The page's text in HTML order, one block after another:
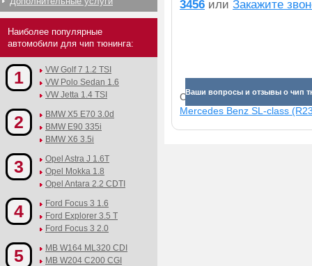
3456 или Закажите
Ваши вопросы и отзывы о чип
Смотрите прибавки для
Mercedes Benz SL-class
Наиболее популярные
автомобили для чип тюнинга:
1
VW Golf 7 1.2 TSI
VW Polo Sedan 1.6
VW Jetta 1.4 TSI
2
BMW X5 E70 3.0d
BMW E90 335i
BMW X6 3.5i
3
Opel Astra J 1.6T
Opel Mokka 1.8
Opel Antara 2.2 CDTI
4
Ford Focus 3 1.6
Ford Explorer 3.5 T
Ford Focus 3 2.0
5
MB W164 ML320 CDI
MB W204 C200 CGI